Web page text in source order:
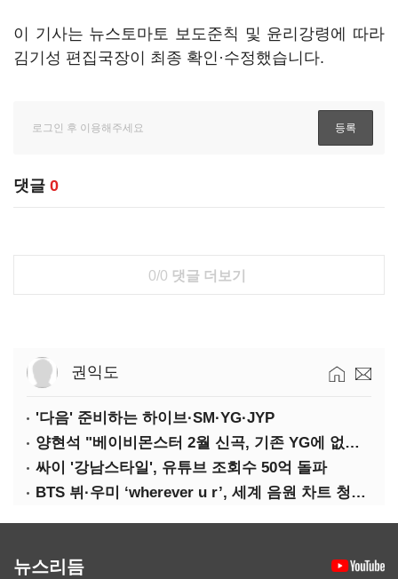
이 기사는 뉴스토마토 보도준칙 및 윤리강령에 따라
김기성 편집국장이 최종 확인·수정했습니다.
댓글 0
0/0 댓글 더보기
권익도
'다음' 준비하는 하이브·SM·YG·JYP
양현석 "베이비몬스터 2월 신곡, 기존 YG에 없던 노래"
싸이 '강남스타일', 유튜브 조회수 50억 돌파
BTS 뷔·우미 ‘wherever u r’, 세계 음원 차트 청신호
뉴스리듬